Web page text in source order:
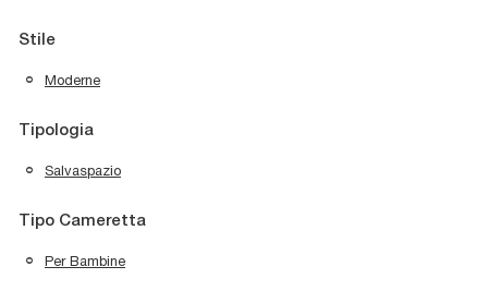
Stile
Moderne
Tipologia
Salvaspazio
Tipo Cameretta
Per Bambine